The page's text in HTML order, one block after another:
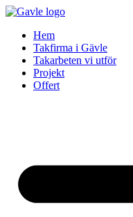
Skip
contentHem
Takfirma i Gävle
Takarbeten vi utför
Projekt
Offert